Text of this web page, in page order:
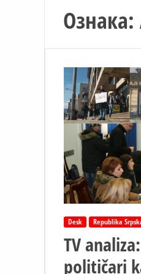
Ознака:
Desk Republika
TV
političari